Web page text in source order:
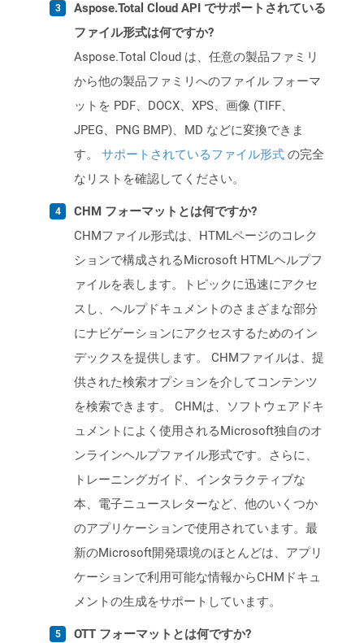
Aspose.Total Cloud API でサポートされている
ファイル形式は何ですか?
Aspose.Total Cloud は、任意の製品ファミリ
から他の製品ファミリへのファイル フォーマ
ットを PDF、DOCX、XPS、画像 (TIFF、
JPEG、PNG BMP)、MD などに変換できま
す。 サポートされているファイル形式 の完全
なリストを確認してください。
CHM フォーマットとは何ですか?
CHMファイル形式は、HTMLページのコレク
ションで構成されるMicrosoft HTMLヘルプフ
ァイルを表します。トピックに迅速にアクセ
スし、ヘルプドキュメントのさまざまな部分
にナビゲーションにアクセスするためのイン
デックスを提供します。 CHMファイルは、提
供された検索オプションを介してコンテンツ
を検索できます。 CHMは、ソフトウェアドキ
ュメントによく使用されるMicrosoft独自のオ
ンラインヘルプファイル形式です。さらに、
トレーニングガイド、インタラクティブな
本、電子ニュースレターなど、他のいくつか
のアプリケーションで使用されています。最
新のMicrosoft開発環境のほとんどは、アプリ
ケーションで利用可能な情報からCHMドキュ
メントの生成をサポートしています。
OTT フォーマットとは何ですか?